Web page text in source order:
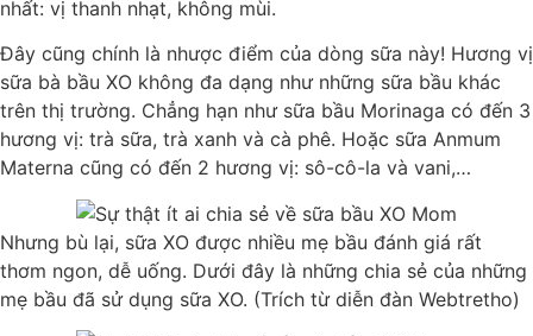
nhất: vị thanh nhạt, không mùi.
Đây cũng chính là nhược điểm của dòng sữa này! Hương vị
sữa bà bầu XO không đa dạng như những sữa bầu khác
trên thị trường. Chẳng hạn như sữa bầu Morinaga có đến 3
hương vị: trà sữa, trà xanh và cà phê. Hoặc sữa Anmum
Materna cũng có đến 2 hương vị: sô-cô-la và vani,…
Nhưng bù lại, sữa XO được nhiều mẹ bầu đánh giá rất
thơm ngon, dễ uống. Dưới đây là những chia sẻ của những
mẹ bầu đã sử dụng sữa XO. (Trích từ diễn đàn Webtretho)